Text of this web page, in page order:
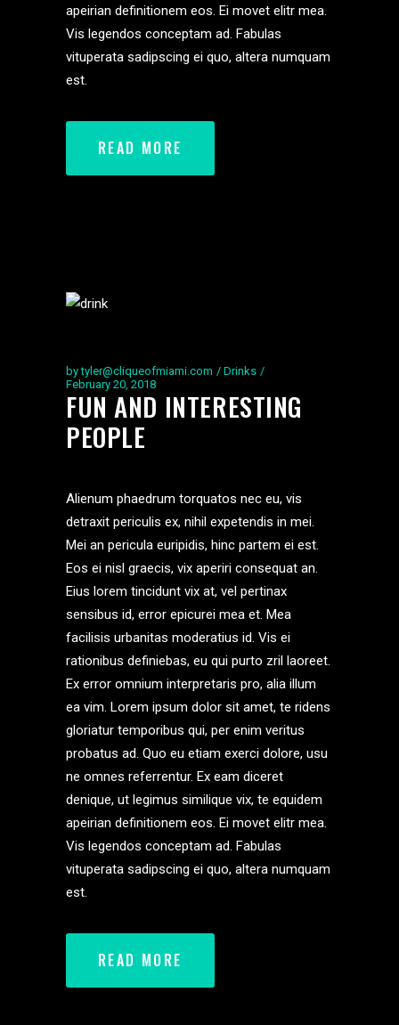
apeirian definitionem eos. Ei movet elitr mea.
Vis legendos conceptam ad. Fabulas
vituperata sadipscing ei quo, altera numquam
est.
READ MORE
bytyler@cliqueofmiami.com
Drinks
February 20, 2018
FUN AND INTERESTING
PEOPLE
Alienum phaedrum torquatos nec eu, vis
detraxit periculis ex, nihil expetendis in mei.
Mei an pericula euripidis, hinc partem ei est.
Eos ei nisl graecis, vix aperiri consequat an.
Eius lorem tincidunt vix at, vel pertinax
sensibus id, error epicurei mea et. Mea
facilisis urbanitas moderatius id. Vis ei
rationibus definiebas, eu qui purto zril laoreet.
Ex error omnium interpretaris pro, alia illum
ea vim. Lorem ipsum dolor sit amet, te ridens
gloriatur temporibus qui, per enim veritus
probatus ad. Quo eu etiam exerci dolore, usu
ne omnes referrentur. Ex eam diceret
denique, ut legimus similique vix, te equidem
apeirian definitionem eos. Ei movet elitr mea.
Vis legendos conceptam ad. Fabulas
vituperata sadipscing ei quo, altera numquam
est.
READ MORE